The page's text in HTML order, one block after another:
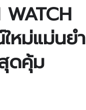
หม่แม่นยำ
ดคุ้ม